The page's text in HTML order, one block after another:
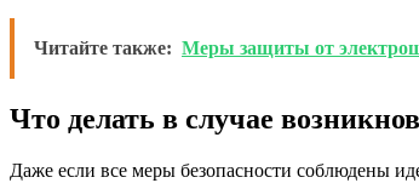
Читайте также: Меры защиты от
Что делать в случае
Даже если все меры безопасности соблюдены